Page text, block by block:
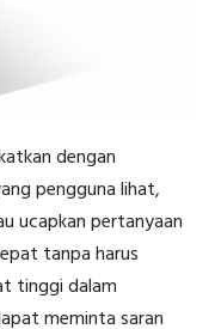
dengan
pengguna lihat,
ucapkan pertanyaan
tanpa harus
tinggi dalam
meminta saran